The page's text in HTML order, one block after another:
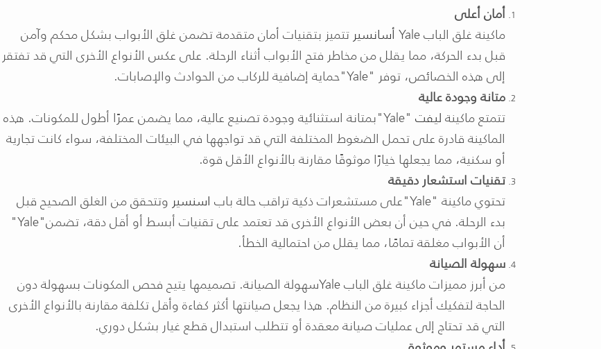
أمان أعلى
ماكينة غلق البابYaleأسانسير تتميز بتقنيات أمان متقدمة تضمن غلق الأبواب بشكل محكم وآمن
قبل بدء الحركة، مما يقلل من مخاطر فتح الأبواب أثناء الرحلة. على عكس الأنواع الأخرى التي قد تفتقر
إلى هذه الخصائص، توفر "Yale"حماية إضافية للركاب من الحوادث والإصابات.
متانة وجودة عالية
تتمتع ماكينةليفت "Yale"بمتانة استثنائية وجودة تصنيع عالية، مما يضمن عمرًا أطول للمكونات. هذه
الماكينة قادرة على تحمل الضغوط المختلفة التي قد تواجهها في البيئات المختلفة، سواء كانت تجارية
أو سكنية، مما يجعلها خيارًا موثوقًا مقارنة بالأنواع الأقل قوة.
تقنيات استشعار دقيقة
تحتوي ماكينة "Yale"على مستشعرات ذكية تراقب حالة باب اسنسير وتتحقق من الغلق الصحيح قبل
بدء الرحلة. في حين أن بعض الأنواع الأخرى قد تعتمد على تقنيات أبسط أو أقل دقة، تضمن"Yale"
أن الأبواب مغلقة تمامًا، مما يقلل من احتمالية الخطأ.
سهولة الصيانة
من أبرز مميزات ماكينة غلق البابYaleسهولة الصيانة. تصميمها يتيح فحص المكونات بسهولة دون
الحاجة لتفكيك أجزاء كبيرة من النظام. هذا يجعل صيانتها أكثر كفاءة وأقل تكلفة مقارنة بالأنواع الأخرى
التي قد تحتاج إلى عمليات صيانة معقدة أو تتطلب استبدال قطع غيار بشكل دوري.